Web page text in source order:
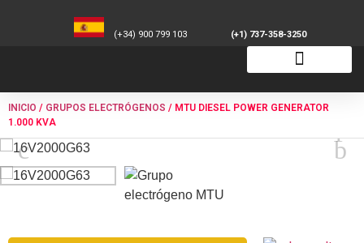
(+34) 900 799 103 (+1) 737-358-3250
INICIO / GRUPOS ELECTRÓGENOS / MTU DIESEL POWER GENERATOR
1.000 KVA